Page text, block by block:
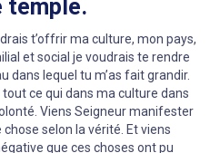
temple.
t’offrir ma culture, mon pays,
et social je voudrais te rendre
dans lequel tu m’as fait grandir.
ce qui dans ma culture dans
Viens Seigneur manifester
selon la vérité. Et viens
que ces choses ont pu